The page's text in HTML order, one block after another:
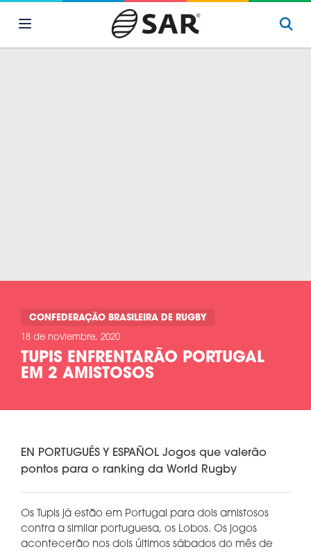
CONFEDERAÇÃO BRASILEIRA DE RUGBY
18 de noviembre, 2020
TUPIS ENFRENTARÃO PORTUGAL
EM 2 AMISTOSOS
EN PORTUGUÉS Y ESPAÑOL Jogos que valerão
pontos para o ranking da World Rugby
Os Tupis já estão em Portugal para dois amistosos
contra a similar portuguesa, os Lobos. Os jogos
acontecerão nos dois últimos sábados do mês de